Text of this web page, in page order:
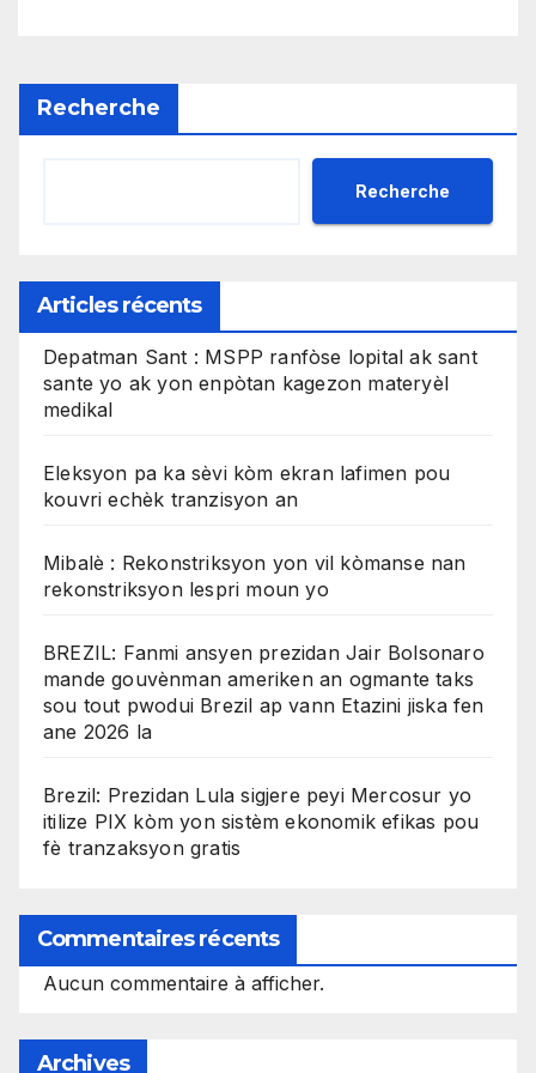
Recherche
Recherche
Articles récents
Depatman Sant : MSPP ranfòse lopital ak sant
sante yo ak yon enpòtan kagezon materyèl
medikal
Eleksyon pa ka sèvi kòm ekran lafimen pou
kouvri echèk tranzisyon an
Mibalè : Rekonstriksyon yon vil kòmanse nan
rekonstriksyon lespri moun yo
BREZIL: Fanmi ansyen prezidan Jair Bolsonaro
mande gouvènman ameriken an ogmante taks
sou tout pwodui Brezil ap vann Etazini jiska fen
ane 2026 la
Brezil: Prezidan Lula sigjere peyi Mercosur yo
itilize PIX kòm yon sistèm ekonomik efikas pou
fè tranzaksyon gratis
Commentaires récents
Aucun commentaire à afficher.
Archives